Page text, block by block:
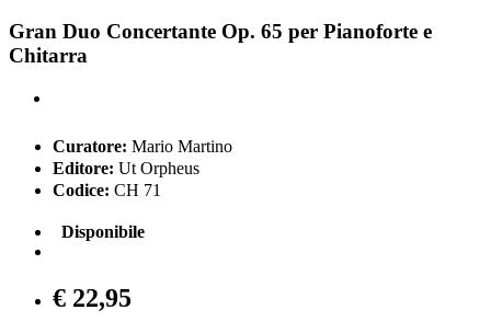
Gran Duo Concertante Op. 65 per Pianoforte e
Chitarra
Curatore: Mario Martino
Editore: Ut Orpheus
Codice: CH 71
Disponibile
€ 22,95